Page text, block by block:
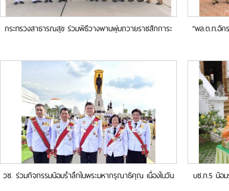
กระทรวงสาธารณสุข ร่วมพิธีวางพานพุ่มถวายราชสักการะ
“พล.ต.ท.อัค
วช. ร่วมกิจกรรมน้อมรำลึกในพระมหากรุณาธิคุณ เนื่องในวัน
บช.ภ.5 น้อ